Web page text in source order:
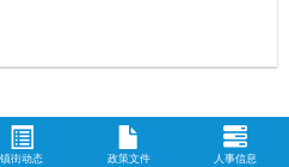
镇街动态 政策文件 人事信息